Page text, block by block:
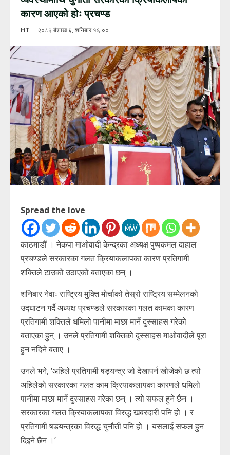
कारण आएको होः प्रचण्ड
HT २०८२ बैशाख ६, शनिबार १६:००
Spread the love
काठमाडौं । नेकपा माओवादी केन्द्रका अध्यक्ष पुष्पकमल दाहाल
प्रचण्डले सरकारका गलत क्रियाकलापका कारण प्रतिगामी
शक्तिले टाउको उठाएको बताएका छन् ।
शनिबार नेवाः राष्ट्रिय मुक्ति मोर्चाको तेस्रो राष्ट्रिय सम्मेलनको
उद्घाटन गर्दै अध्यक्ष प्रचण्डले सरकारका गलत कामका कारण
प्रतिगामी शक्तिले धमिलो पानीमा माछा मार्ने दुस्साहस गरेको
बताएका हुन् । उनले प्रतिगामी शक्तिको दुस्साहस माओवादीले पूरा
हुन नदिने बताए ।
उनले भने, ‘अहिले प्रतिगामी षड्यन्त्र जो देखापर्न खोजेको छ त्यो
अहिलेको सरकारका गलत काम क्रियाकलापका कारणले धमिलो
पानीमा माछा मार्ने दुस्साहस गरेका छन् । त्यो सफल हुने छैन ।
सरकारका गलत क्रियाकलापका विरुद्ध खबरदारी पनि हो । र
प्रतिगामी षडयन्त्रका विरुद्ध चुनौती पनि हो । यसलाई सफल हुन
दिइने छैन ।’